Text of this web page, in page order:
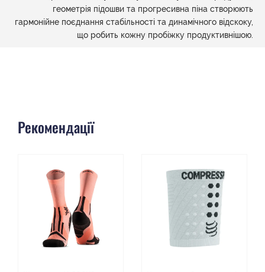
геометрія підошви та прогресивна піна створюють
гармонійне поєднання стабільності та динамічного відскоку,
що робить кожну пробіжку продуктивнішою.
Рекомендації